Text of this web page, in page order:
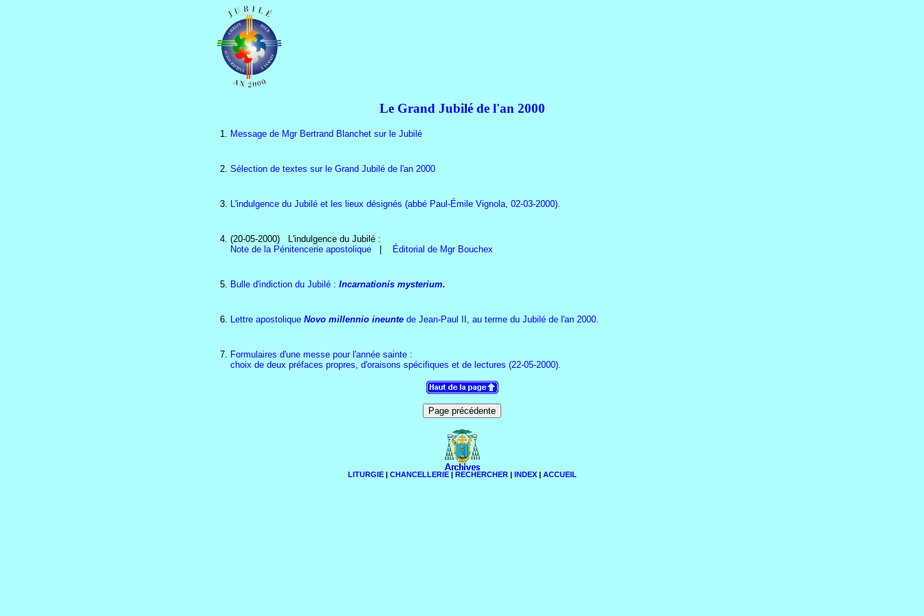
Le Grand Jubilé de l'an 2000
Message de Mgr Bertrand Blanchet sur le Jubilé
Sélection de textes sur le Grand Jubilé de l'an 2000
L'indulgence du Jubilé et les lieux désignés (abbé Paul-Émile Vignola, 02-03-2000).
(20-05-2000) L'indulgence du Jubilé :
Note de la Pénitencerie apostolique
Éditorial de Mgr Bouchex
Bulle d'indiction du Jubilé : Incarnationis mysterium.
Lettre apostolique Novo millennio ineunte de Jean-Paul II, au terme du Jubilé de l'an 2000.
Formulaires d'une messe pour l'année sainte :
choix de deux préfaces propres, d'oraisons spécifiques et de lectures (22-05-2000).
LITURGIE| CHANCELLERIE| RECHERCHER| INDEX| ACCUEIL